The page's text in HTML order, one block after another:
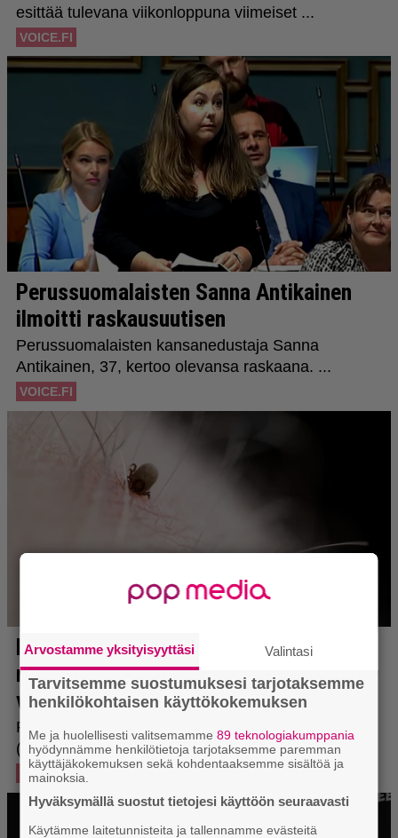
Arvostamme yksityisyyttäsi Valintasi
Tarvitsemme suostumuksesi tarjotaksemme
henkilökohtaisen käyttökokemuksen
Me ja huolellisesti valitsemamme89 teknologiakumppania
hyödynnämme henkilötietoja tarjotaksemme paremman
käyttäjäkokemuksen sekä kohdentaaksemme sisältöä ja
mainoksia.
Hyväksymällä suostut tietojesi käyttöön seuraavasti
Käytämme laitetunnisteita ja tallennamme evästeitä